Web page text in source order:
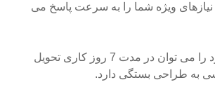
نیازهای ویژه شما را به سرعت پاسخ می
محصولات استاندارد را می توان در مدت 7 روز کاری تحویل
به طراحی بستگی دارد.